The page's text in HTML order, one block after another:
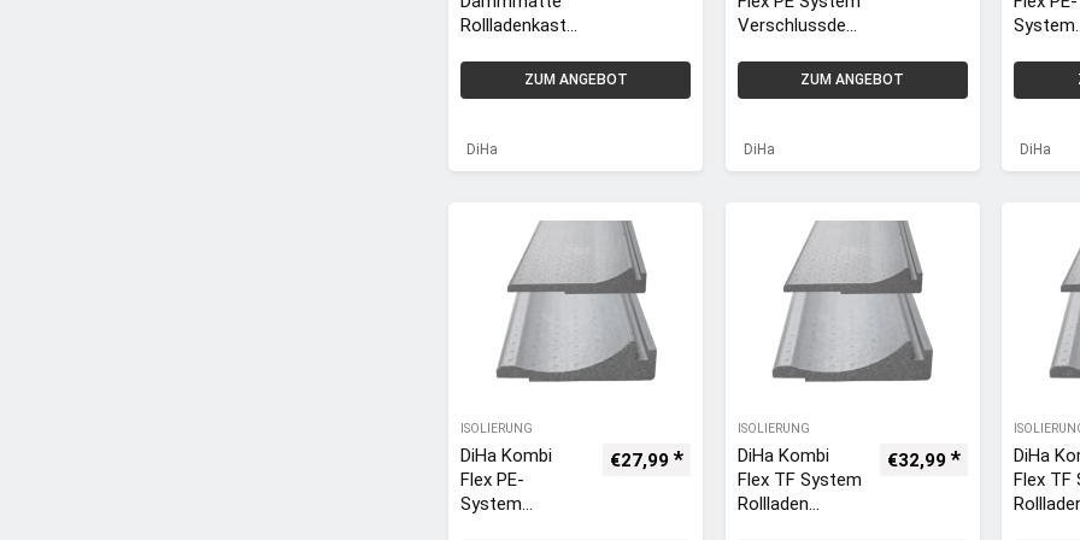
Rollladenkaste
Dämmstärke,
ZUM ANGEBOT
DiHa
Verschlussdec
Rollladenkaste
1250mm inkl.
PE-Matte
ZUM ANGEBOT
DiHa
System
kel
PE-
DiHa
ISOLIERUNG
DiHa Kombi
Flex PE-
System
€27,99
ISOLIERUNG
DiHa Kombi
Flex TF System
Rollladen
€32,99
DiHa
Flex TF